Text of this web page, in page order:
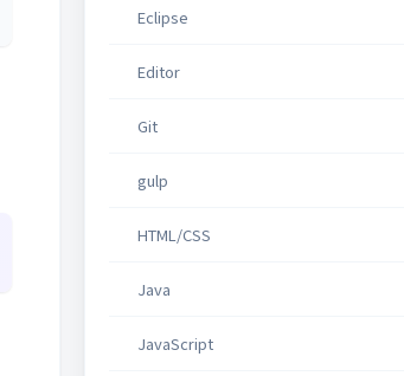
Eclipse
Editor
Git
gulp
HTML/CSS
Java
JavaScript